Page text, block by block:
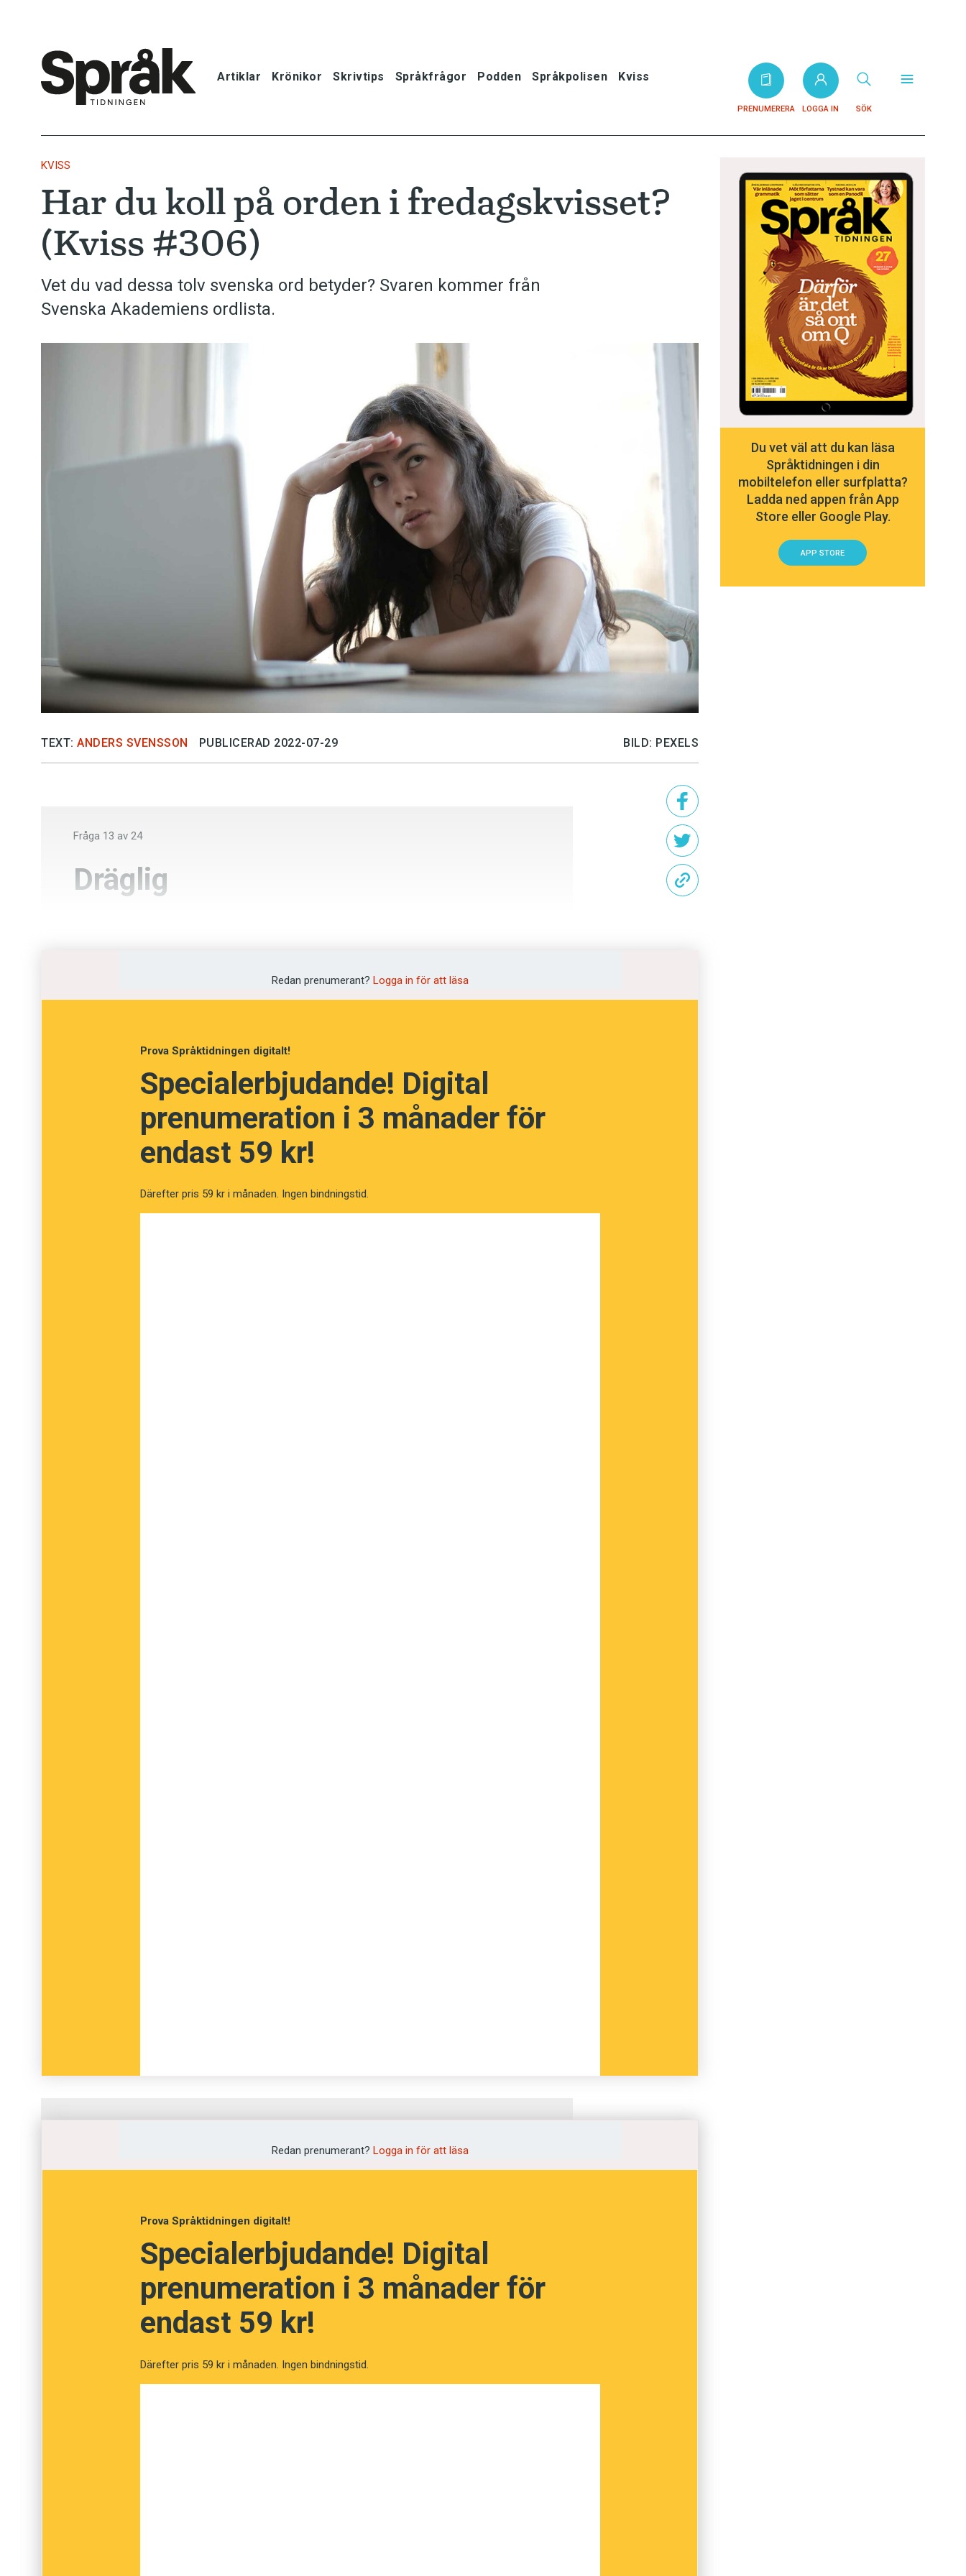
Artiklar Krönikor Skrivtips Språkfrågor Podden Språkpolisen Kviss
PRENUMERERA LOGGA IN SÖK
Krönikor
Språkfrågor
Skrivtips
Bokrecensioner
Anmäl till språkpolisen
Föreslå nyord
Annonsera
Prenumerera
Läs Språktidningen digitalt
Press
KVISS
Har du koll på orden i fredagskvisset?
(Kviss #306)
Vet du vad dessa tolv svenska ord betyder? Svaren kommer från
Svenska Akademiens ordlista.
TEXT: ANDERS SVENSSON PUBLICERAD 2022-07-29 BILD: PEXELS
Fråga 13 av 24
Dräglig
NÄSTA FRÅGA
Redan prenumerant? Logga in för att läsa
Prova Språktidningen digitalt!
Specialerbjudande! Digital
prenumeration i 3 månader för
endast 59 kr!
Därefter pris 59 kr i månaden. Ingen bindningstid.
Dräglig
Plågsam
Uthärdlig
Makaber
Redan prenumerant? Logga in för att läsa
Prova Språktidningen digitalt!
Specialerbjudande! Digital
prenumeration i 3 månader för
endast 59 kr!
Därefter pris 59 kr i månaden. Ingen bindningstid.
Du vet väl att du kan läsa
Språktidningen i din
mobiltelefon eller surfplatta?
Ladda ned appen från App
Store eller Google Play.
APP STORE